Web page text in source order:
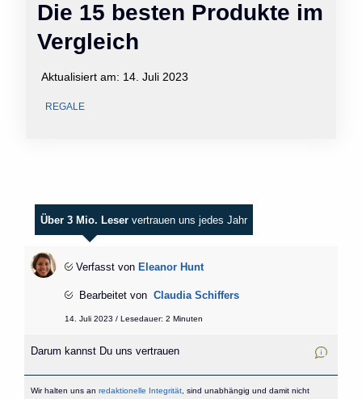
Die 15 besten Produkte im
Vergleich
Aktualisiert am: 14. Juli 2023
REGALE
Über 3 Mio. Leser vertrauen uns jedes Jahr
Verfasst von Eleanor Hunt
Bearbeitet von Claudia Schiffers
14. Juli 2023 / Lesedauer: 2 Minuten
Darum kannst Du uns vertrauen
Wir halten uns an redaktionelle Integrität, sind unabhängig und damit nicht